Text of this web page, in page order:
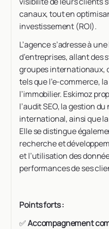
canaux, tout en
investissement (ROI).
L’agence s’adresse à
d’entreprises, allant des
groupes internationaux,
tels que l’e-commerce,
l’immobilier. Eskimoz
l’audit SEO, la gestion
international, ainsi que
Elle se distingue
recherche et
et l’utilisation des
performances de ses
Points forts :
✅Accompagnement